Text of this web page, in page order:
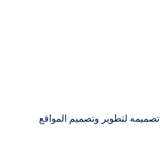
لتطوير وتصميم المواقع